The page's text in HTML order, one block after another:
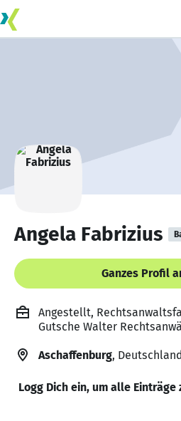
Angela Fabrizius
Ganzes Profil
Angestellt,
Gutsche Walter
Aschaffenburg, Deutschland
Logg Dich ein, um alle Einträge